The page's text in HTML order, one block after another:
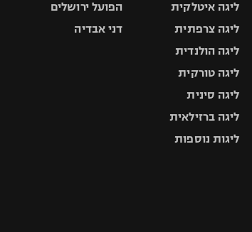
ליגה איטלקית
ליגה צרפתית
ליגה הולנדית
ליגה טורקית
ליגה סינית
ליגה ברזילאית
ליגות נוספות
הפועל ירושלים
דני אבדיה